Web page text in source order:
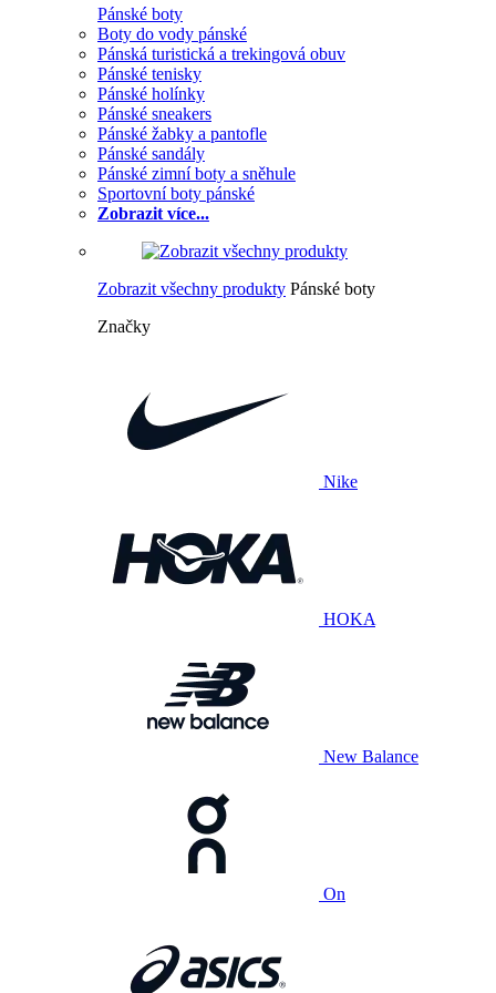
Pánské boty
Boty do vody pánské
Pánská turistická a trekingová obuv
Pánské tenisky
Pánské holínky
Pánské sneakers
Pánské žabky a pantofle
Pánské sandály
Pánské zimní boty a sněhule
Sportovní boty pánské
Zobrazit více...
Zobrazit všechny produkty Pánské boty
Značky
Nike
HOKA
New Balance
On